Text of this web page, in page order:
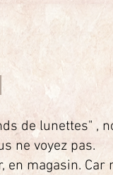
de lunettes" ,
ne voyez pas.
magasin. Car